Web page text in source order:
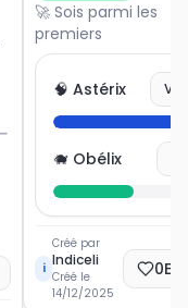
🚀 Sois parmi les
premiers
🧠 Astérix
🐗 Obélix
i
Créé par
Indiceli
Créé le
14/12/2025
0